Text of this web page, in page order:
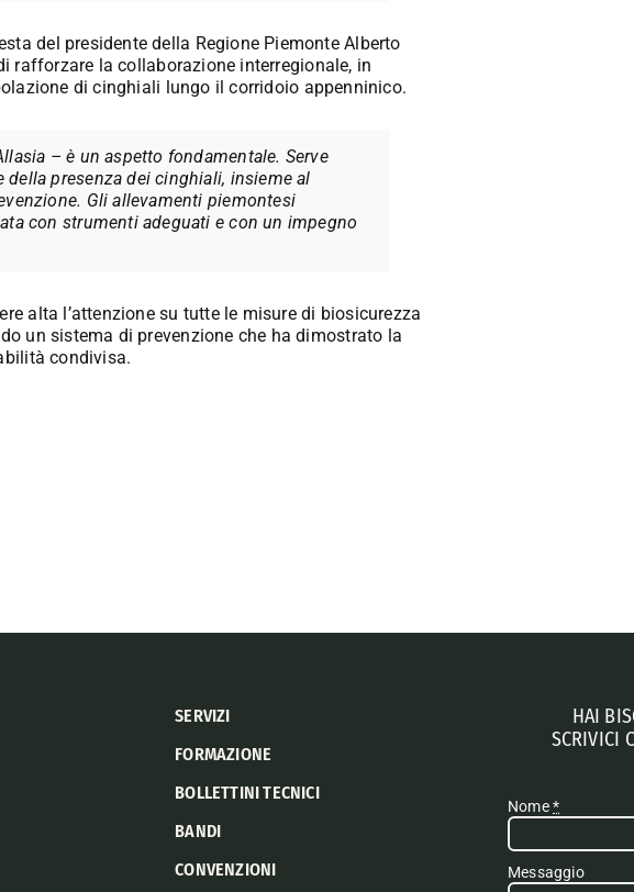
del presidente della Regione Piemonte Alberto
rafforzare la collaborazione interregionale, in
di cinghiali lungo il corridoio appenninico.
– è un aspetto fondamentale. Serve
presenza dei cinghiali, insieme al
Gli allevamenti piemontesi
con strumenti adeguati e con un impegno
alta l’attenzione su tutte le misure di biosicurezza
un sistema di prevenzione che ha dimostrato la
condivisa.
SERVIZI
FORMAZIONE
BOLLETTINI TECNICI
BANDI
CONVENZIONI
HAI
SCRIVICI
Nome*
Messaggio